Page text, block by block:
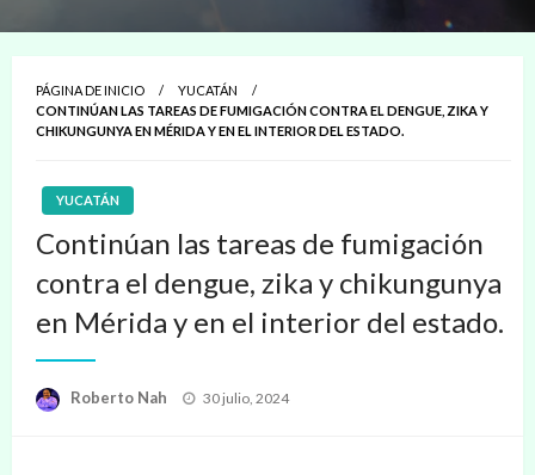
PÁGINA DE INICIO
YUCATÁN
CONTINÚAN LAS TAREAS DE FUMIGACIÓN CONTRA EL DENGUE, ZIKA Y
CHIKUNGUNYA EN MÉRIDA Y EN EL INTERIOR DEL ESTADO.
YUCATÁN
Continúan las tareas de fumigación
contra el dengue, zika y chikungunya
en Mérida y en el interior del estado.
Roberto Nah
Publicado
30 julio, 2024